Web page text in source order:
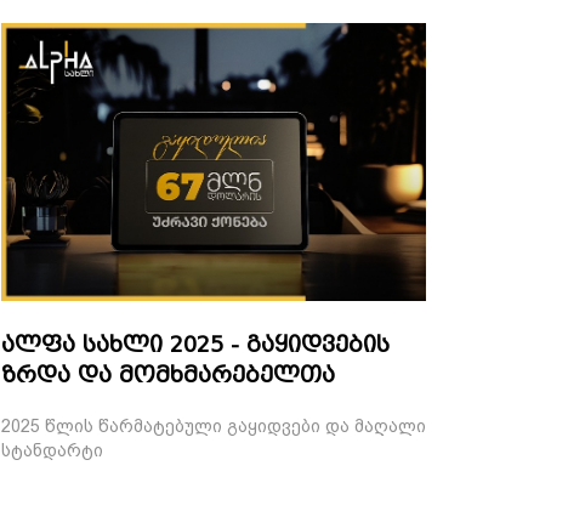
ალფა სახლი 2025 - გაყიდვების
ზრდა და მომხმარებელთა
2025 წლის წარმატებული გაყიდვები და მაღალი
სტანდარტი